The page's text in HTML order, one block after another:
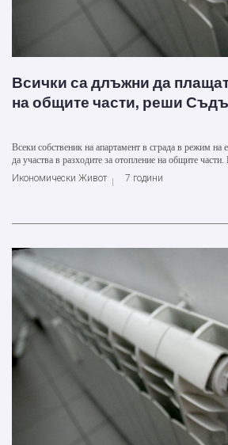
Всички са длъжни да
на общите части, реши
Всеки собственик на апартамент в сграда в режим на
да участва в разходите за отопление на общите
Икономически Живот
7 години